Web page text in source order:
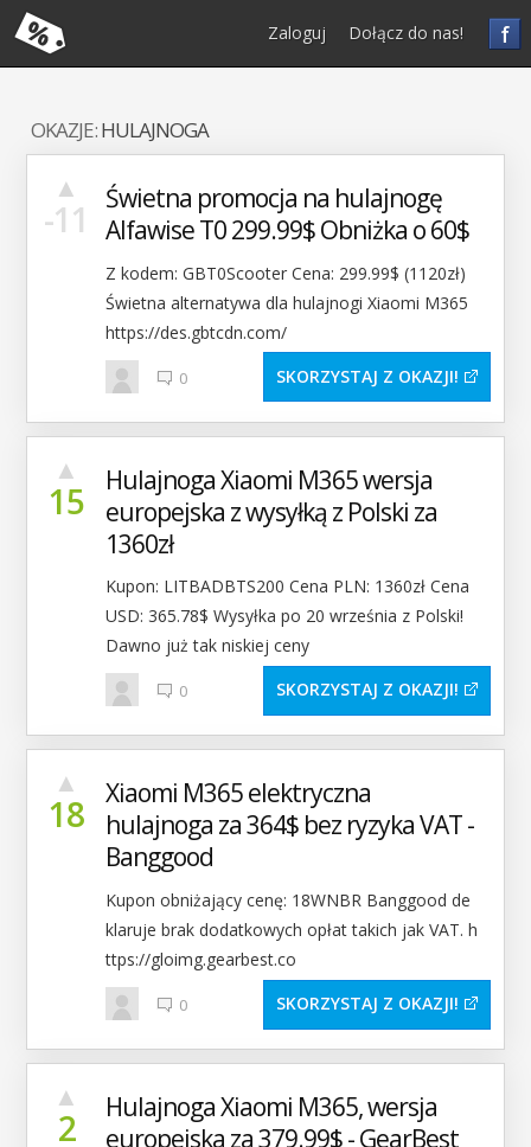
f
Zaloguj Dołącz do nas!
OKAZJE:HULAJNOGA
-11
▲
Świetna promocja na hulajnogę
Alfawise T0 299.99$ Obniżka o 60$
Z kodem: GBT0Scooter Cena: 299.99$ (1120zł)
Świetna alternatywa dla hulajnogi Xiaomi M365
https://des.gbtcdn.com/
0 SKORZYSTAJ Z OKAZJI
15
▲
Hulajnoga Xiaomi M365 wersja
europejska z wysyłką z Polski za
1360zł
Kupon: LITBADBTS200 Cena PLN: 1360zł Cena
USD: 365.78$ Wysyłka po 20 września z Polski!
Dawno już tak niskiej ceny
0 SKORZYSTAJ Z OKAZJI
18
▲
Xiaomi M365 elektryczna
hulajnoga za 364$ bez ryzyka VAT -
Banggood
Kupon obniżający cenę: 18WNBR Banggood de
klaruje brak dodatkowych opłat takich jak VAT. h
ttps://gloimg.gearbest.co
0 SKORZYSTAJ Z OKAZJI
2
▲
Hulajnoga Xiaomi M365, wersja
europejska za 379.99$ - GearBest